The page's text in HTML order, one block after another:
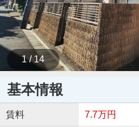
1 / 14
基本情報
賃料 7.7万円